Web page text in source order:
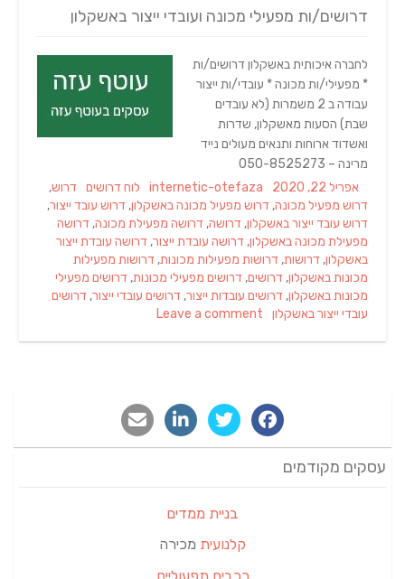
דרושים/ות מפעילי מכונה ועובדי ייצור באשקלון
לחברה איכותית באשקלון דרושים/ות
* מפעילי/ות מכונה * עובדי/ות ייצור
עבודה ב 2 משמרות (לא עובדים
שבת) הסעות מאשקלון, שדרות
ואשדוד ארוחות ותנאים מעולים נייד
מרינה – 050-8525273
Posted
on
אפריל 22, 2020 Author
internetic-otefaza
Categories
לוח דרושים Tags
דרוש,
דרוש מפעיל מכונה, דרוש מפעיל מכונה באשקלון, דרוש עובד ייצור,
דרוש עובד ייצור באשקלון, דרושה, דרושה מפעילת מכונה, דרושה
מפעילת מכונה באשקלון, דרושה עובדת ייצור, דרושה עובדת ייצור
באשקלון, דרושות, דרושות מפעילות מכונות, דרושות מפעילות
מכונות באשקלון, דרושים, דרושים מפעילי מכונות, דרושים מפעילי
מכונות באשקלון, דרושים עובדות ייצור, דרושים עובדי ייצור, דרושים
עובדי ייצור באשקלון
Leave a comment
עסקים מקודמים
בניית ממדים
קלנועית מכירה